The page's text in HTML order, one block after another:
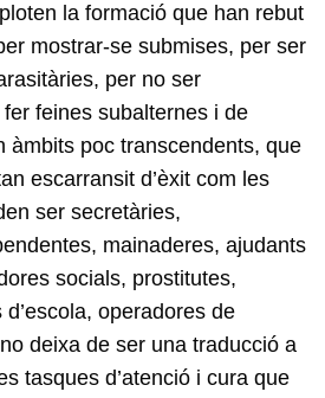
la formació que han rebut
mostrar-se submises, per ser
per no ser
feines subalternes i de
àmbits poc transcendents, que
escarransit d’èxit com les
ser secretàries,
mainaderes, ajudants
socials, prostitutes,
operadores de
deixa de ser una traducció a
tasques d’atenció i cura que